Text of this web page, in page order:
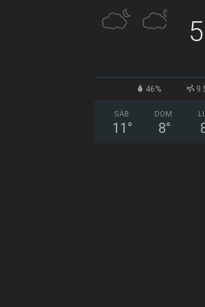
46%
SÁB
11 °
DOM
8°